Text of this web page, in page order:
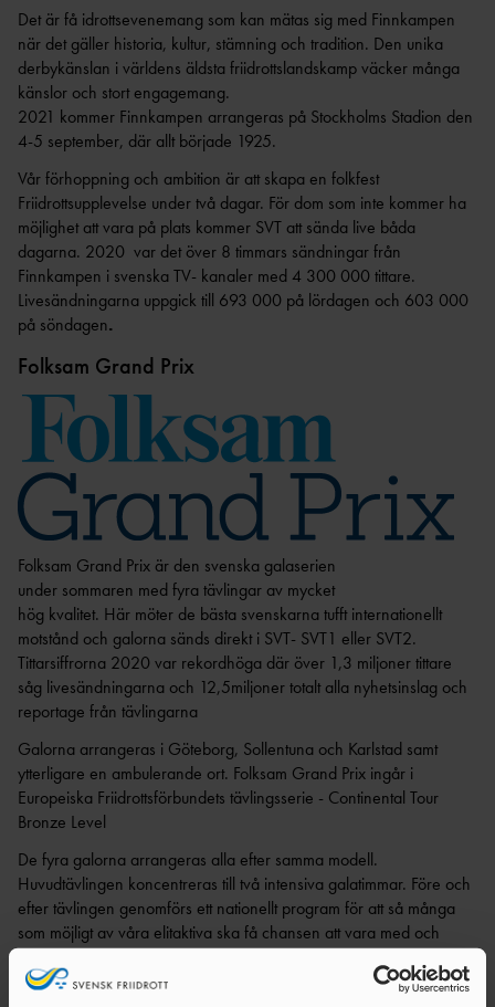
Det är få idrottsevenemang som kan mätas sig med Finnkampen
när det gäller historia, kultur, stämning och tradition. Den unika
derbykänslan i världens äldsta friidrottslandskamp väcker många
känslor och stort engagemang.
2021 kommer Finnkampen arrangeras på Stockholms Stadion den
4-5 september, där allt började 1925.
Vår förhoppning och ambition är att skapa en folkfest
Friidrottsupplevelse under två dagar. För dom som inte kommer ha
möjlighet att vara på plats kommer SVT att sända live båda
dagarna. 2020 var det över 8 timmars sändningar från
Finnkampen i svenska TV- kanaler med 4 300 000 tittare.
Livesändningarna uppgick till 693 000 på lördagen och 603 000
på söndagen.
Folksam Grand Prix
Folksam Grand Prix är den svenska galaserien
under sommaren med fyra tävlingar av mycket
hög kvalitet. Här möter de bästa svenskarna tufft internationellt
motstånd och galorna sänds direkt i SVT- SVT1 eller SVT2.
Tittarsiffrorna 2020 var rekordhöga där över 1,3 miljoner tittare
såg livesändningarna och 12,5miljoner totalt alla nyhetsinslag och
reportage från tävlingarna
Galorna arrangeras i Göteborg, Sollentuna och Karlstad samt
ytterligare en ambulerande ort. Folksam Grand Prix ingår i
Europeiska Friidrottsförbundets tävlingsserie - Continental Tour
Bronze Level
De fyra galorna arrangeras alla efter samma modell.
Huvudtävlingen koncentreras till två intensiva galatimmar. Före och
efter tävlingen genomförs ett nationellt program för att så många
som möjligt av våra elitaktiva ska få chansen att vara med och
tävla.
Friidrotts-SM